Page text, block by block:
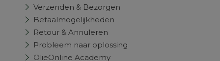
Verzenden & Bezorgen
Betaalmogelijkheden
Retour & Annuleren
Probleem naar oplossing
OlieOnline Academy